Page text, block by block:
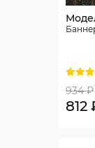
934 ₽
812